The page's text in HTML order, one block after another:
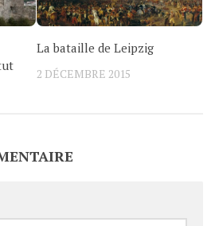
La bataille de Leipzig
2 DÉCEMBRE 2015